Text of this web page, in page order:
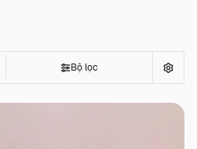
Bộ lọc